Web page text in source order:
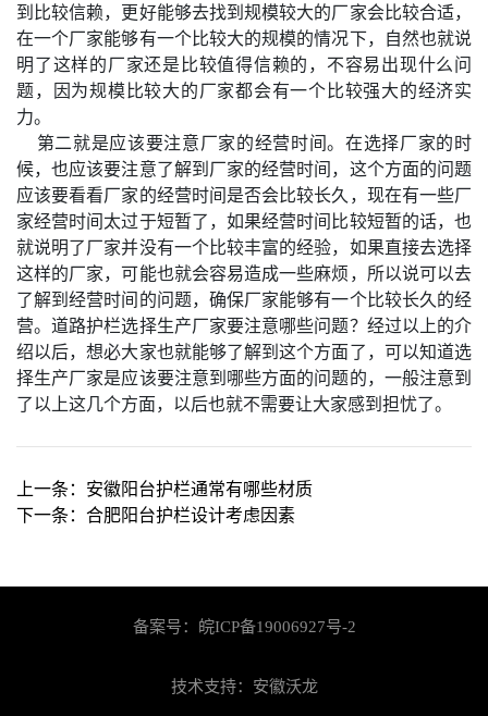
到比较信赖，更好能够去找到规模较大的厂家会比较合适，
在一个厂家能够有一个比较大的规模的情况下，自然也就说
明了这样的厂家还是比较值得信赖的，不容易出现什么问
题，因为规模比较大的厂家都会有一个比较强大的经济实
力。
第二就是应该要注意厂家的经营时间。在选择厂家的时
候，也应该要注意了解到厂家的经营时间，这个方面的问题
应该要看看厂家的经营时间是否会比较长久，现在有一些厂
家经营时间太过于短暂了，如果经营时间比较短暂的话，也
就说明了厂家并没有一个比较丰富的经验，如果直接去选择
这样的厂家，可能也就会容易造成一些麻烦，所以说可以去
了解到经营时间的问题，确保厂家能够有一个比较长久的经
营。道路护栏选择生产厂家要注意哪些问题？经过以上的介
绍以后，想必大家也就能够了解到这个方面了，可以知道选
择生产厂家是应该要注意到哪些方面的问题的，一般注意到
了以上这几个方面，以后也就不需要让大家感到担忧了。
上一条： 安徽阳台护栏通常有哪些材质
下一条： 合肥阳台护栏设计考虑因素
备案号： 皖ICP备19006927号-2
技术支持：安徽沃龙